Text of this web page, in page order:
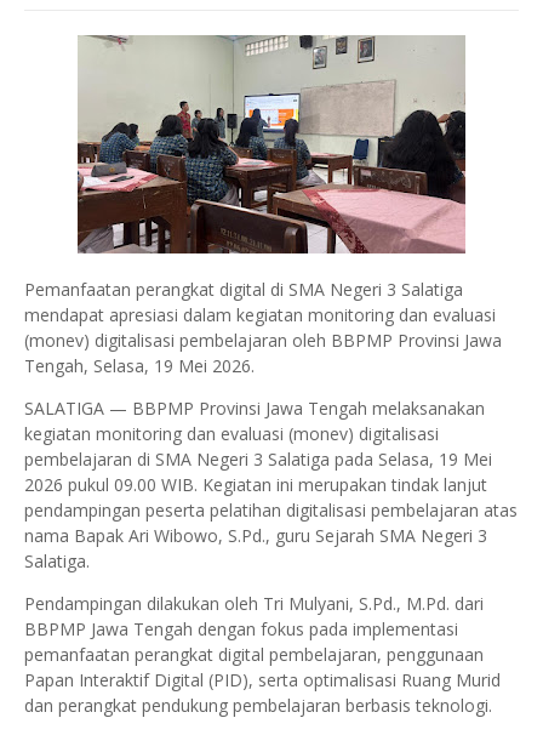
Pemanfaatan perangkat digital di SMA Negeri 3 Salatiga
mendapat apresiasi dalam kegiatan monitoring dan evaluasi
(monev) digitalisasi pembelajaran oleh BBPMP Provinsi Jawa
Tengah, Selasa, 19 Mei 2026.
SALATIGA — BBPMP Provinsi Jawa Tengah melaksanakan
kegiatan monitoring dan evaluasi (monev) digitalisasi
pembelajaran di SMA Negeri 3 Salatiga pada Selasa, 19 Mei
2026 pukul 09.00 WIB. Kegiatan ini merupakan tindak lanjut
pendampingan peserta pelatihan digitalisasi pembelajaran atas
nama Bapak Ari Wibowo, S.Pd., guru Sejarah SMA Negeri 3
Salatiga.
Pendampingan dilakukan oleh Tri Mulyani, S.Pd., M.Pd. dari
BBPMP Jawa Tengah dengan fokus pada implementasi
pemanfaatan perangkat digital pembelajaran, penggunaan
Papan Interaktif Digital (PID), serta optimalisasi Ruang Murid
dan perangkat pendukung pembelajaran berbasis teknologi.